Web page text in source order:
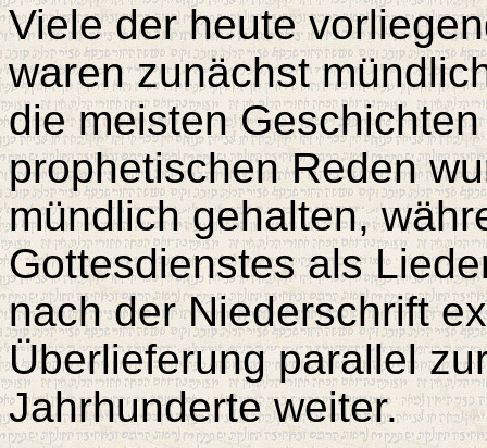
Viele der heute
waren zunächst
die meisten
prophetischen Reden
mündlich gehalten,
Gottesdienstes als
nach der Niederschrift
Überlieferung parallel
Jahrhunderte weiter.